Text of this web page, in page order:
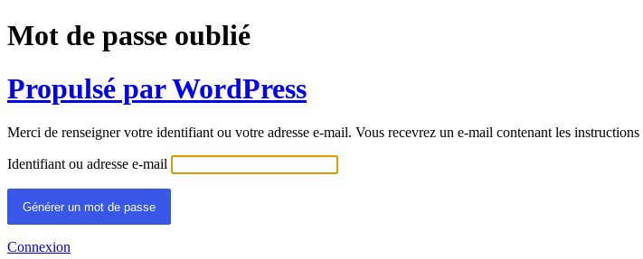
Mot de passe oublié
Propulsé par WordPress
Merci de renseigner votre identifiant ou votre adresse e-mail. Vous recevrez un e-mail contenant les
Identifiant ou adresse e-mail
Connexion